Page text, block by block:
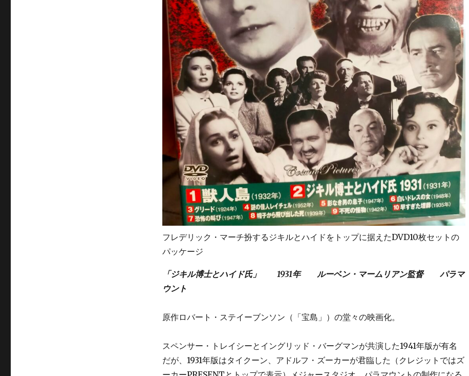
フレデリック・マーチ扮するジキルとハイドをトップに据えたDVD10枚セットの
パッケージ
「ジキル博士とハイド氏」 1931年 ルーベン・マームリアン監督 パラマ
ウント
原作ロバート・ステイーブンソン（「宝島」）の堂々の映画化。
スペンサー・トレイシーとイングリッド・バーグマンが共演した1941年版が有名
だが、1931年版はタイクーン、アドルフ・ズーカーが君臨した（クレジットではズ